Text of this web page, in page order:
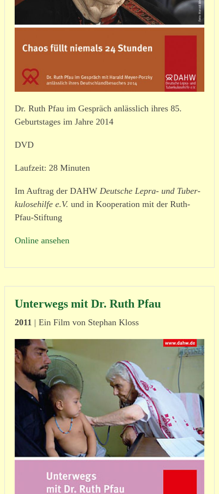
Dr. Ruth Pfau im Gespräch anlässlich ihres 85.
Geburtstages im Jahre 2014
DVD
Laufzeit: 28 Minuten
Im Auftrag der DAHW Deutsche Lepra- und Tuber­
ku­lo­se­hilfe e.V. und in Kooperation mit der Ruth-
Pfau-Stiftung
Online ansehen
Unterwegs mit Dr. Ruth Pfau
2011 | Ein Film von Stephan Kloss